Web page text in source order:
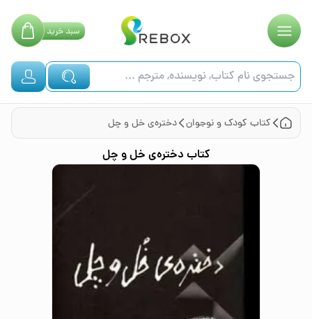
سبدخرید
کتاب کودک و نوجوان دختره‌ی خل و چل
کتاب دختره‌ی خل و چل